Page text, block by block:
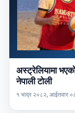
अस्ट्रेलियामा
नेपाली टोली
१ भाद्र २०८२, आईतवार